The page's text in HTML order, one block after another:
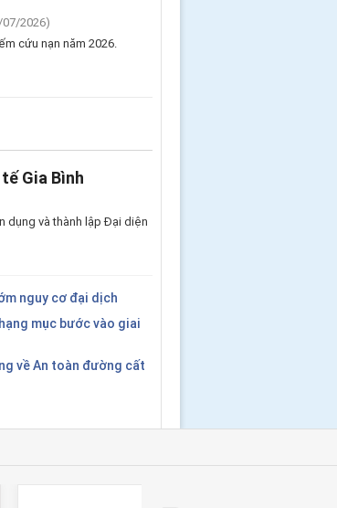
07/2026)
cứu nạn năm 2026.
Gia Bình
dụng và thành lập Đại diện
nguy cơ đại dịch
mục bước vào giai
về An toàn đường cất